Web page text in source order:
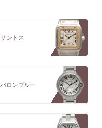
サントス
バロンブルー